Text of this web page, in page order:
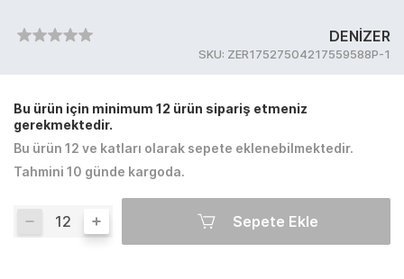
DENİZER
SKU: ZER17527504217559588P-1
Bu ürün için minimum 12 ürün sipariş etmeniz
gerekmektedir.
Bu ürün 12 ve katları olarak sepete eklenebilmektedir.
Tahmini 10 günde kargoda.
Sepete Ekle